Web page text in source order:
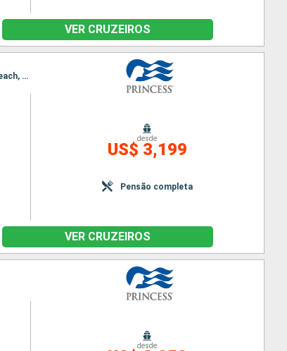
VER CRUZEIROS
Itinerário : Perth, Broome, Yampi Sound, Kimberley Coast, Darwin, Cairns, Willis Island, Tortola, Airelie Beach, Sydney
desde
US$ 3,199
Pensão completa
VER CRUZEIROS
desde